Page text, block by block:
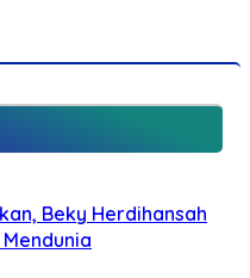
Beky Herdihansah